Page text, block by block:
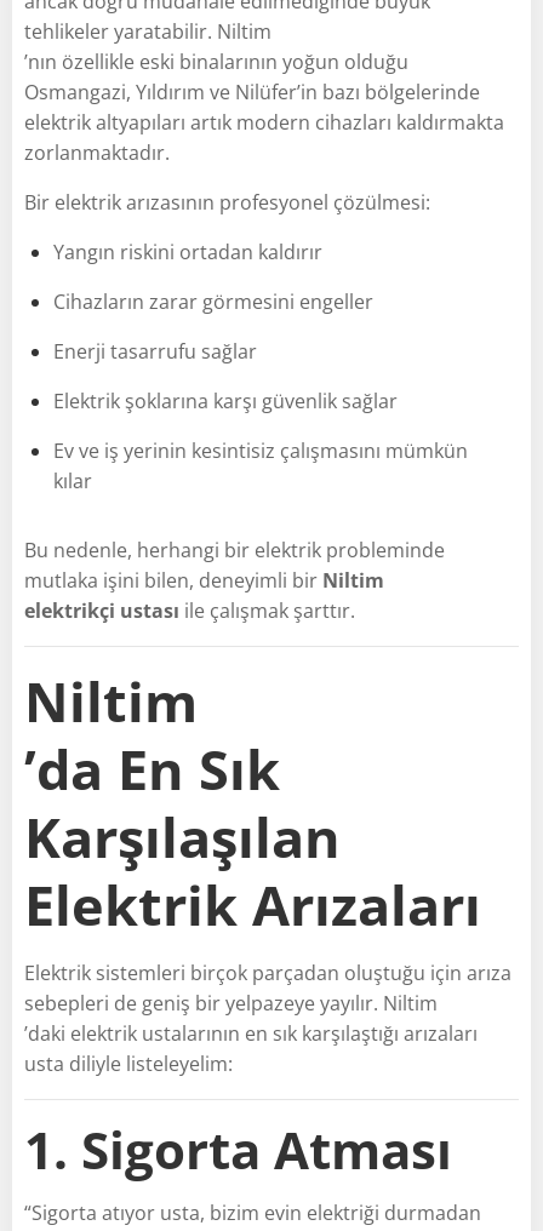
tehlikeler yaratabilir. Niltim
’nın özellikle eski binalarının yoğun olduğu
Osmangazi, Yıldırım ve Nilüfer’in bazı bölgelerinde
elektrik altyapıları artık modern cihazları kaldırmakta
zorlanmaktadır.
Bir elektrik arızasının profesyonel çözülmesi:
Yangın riskini ortadan kaldırır
Cihazların zarar görmesini engeller
Enerji tasarrufu sağlar
Elektrik şoklarına karşı güvenlik sağlar
Ev ve iş yerinin kesintisiz çalışmasını mümkün
kılar
Bu nedenle, herhangi bir elektrik probleminde
mutlaka işini bilen, deneyimli bir Niltim
elektrikçi ustası ile çalışmak şarttır.
Niltim
’da En Sık
Karşılaşılan
Elektrik Arızaları
Elektrik sistemleri birçok parçadan oluştuğu için arıza
sebepleri de geniş bir yelpazeye yayılır. Niltim
’daki elektrik ustalarının en sık karşılaştığı arızaları
usta diliyle listeleyelim:
1. Sigorta Atması
“Sigorta atıyor usta, bizim evin elektriği durmadan